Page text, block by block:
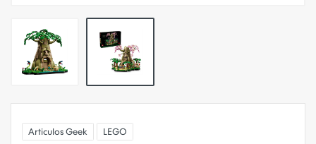
Articulos Geek LEGO